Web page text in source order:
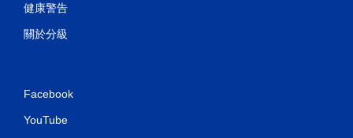
健康警告
關於分級
Facebook
YouTube